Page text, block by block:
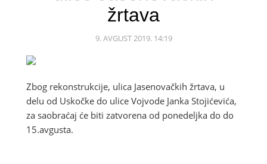
žrtava
9. AVGUST 2019. 14:19
Zbog rekonstrukcije, ulica Jasenovačkih žrtava, u
delu od Uskočke do ulice Vojvode Janka Stojićevića,
za saobraćaj će biti zatvorena od ponedeljka do do
15.avgusta.